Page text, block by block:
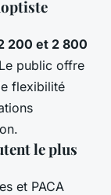
200 et 2 800
public offre
flexibilité
le plus
et PACA